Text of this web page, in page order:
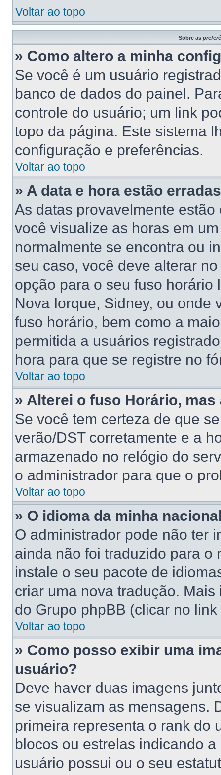
Voltar ao topo
Sobre as
» Como altero a minha
Se você é um usuário
banco de dados do painel.
controle do usuário; um link
topo da página. Este sistema
configuração e preferências.
Voltar ao topo
» A data e hora estão
As datas provavelmente
você visualize as horas em
normalmente se encontra ou
seu caso, você deve alterar
opção para o seu fuso horário
Nova Iorque, Sidney, ou onde
fuso horário, bem como a
permitida a usuários
hora para que se registre no
Voltar ao topo
» Alterei o fuso Horário,
Se você tem certeza de que
verão/DST corretamente e a
armazenado no relógio do
o administrador para que o
Voltar ao topo
» O idioma da minha
O administrador pode não ter
ainda não foi traduzido para o
instale o seu pacote de
criar uma nova tradução.
do Grupo phpBB (clicar no
Voltar ao topo
» Como posso exibir uma
usuário?
Deve haver duas imagens
se visualizam as mensagens.
primeira representa o rank do
blocos ou estrelas indicando
usuário possui ou o seu